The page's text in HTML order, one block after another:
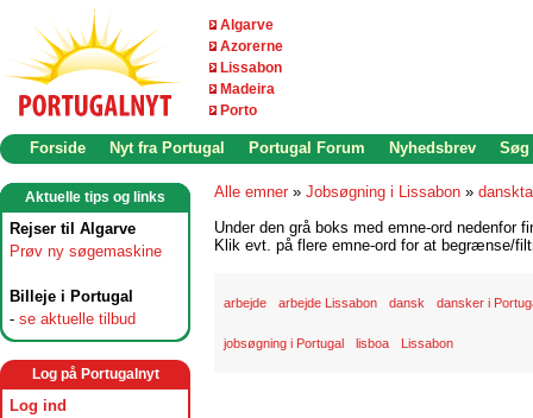
Algarve
Azorerne
Lissabon
Madeira
Porto
Forside Nyt fra Portugal Portugal Forum Nyhedsbrev Søg
Aktuelle tips og links
Rejser til Algarve
Prøv ny søgemaskine
Billeje i Portugal
- se aktuelle tilbud
Log på Portugalnyt
Log ind
Alle emner » Jobsøgning i Lissabon »
Under den grå boks med emne-ord nedenfor
Klik evt. på flere emne-ord for at begrænse/
arbejde arbejde Lissabon dansk dansker i
jobsøgning i Portugal lisboa Lissabon